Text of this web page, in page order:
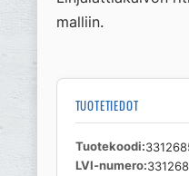
malliin.
TUOTETIEDOT
Tuotekoodi
LVI-numero